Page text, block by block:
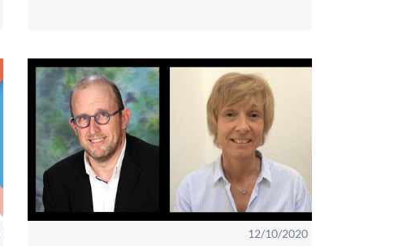
12/10/2020